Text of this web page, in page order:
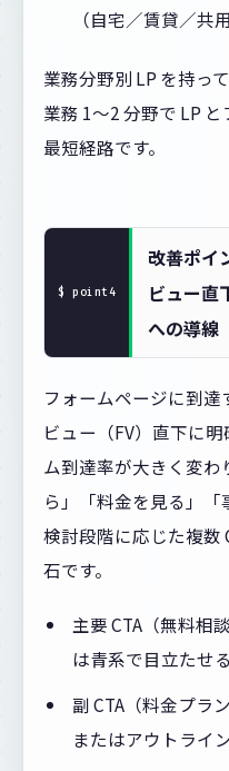
（自宅／賃貸／共
業務分野別 LP を持っ
業務 1〜2 分野で LP
最短経路です。
改善ポイ
ビュー直
への導線
フォームページに到達
ビュー（FV）直下に
ム到達率が大きく変わ
ら」「料金を見る」
検討段階に応じた複数
石です。
主要 CTA（無料相
は青系で目立たせる
副 CTA（料金プラ
またはアウトライ